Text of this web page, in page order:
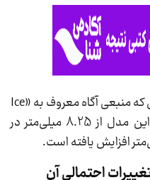
، طبق اطلاعاتی که منبعی آگاه معروف به «Ice
Universe» منتشر کرده، ضخامت این مدل از 8.25 میلی‌متر در